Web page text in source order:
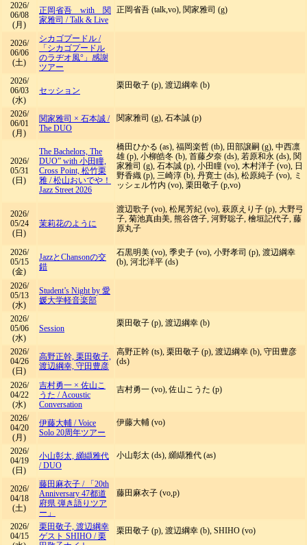
2026/
06/08
(月)
正岡省吾 with 関
家雅司 /Talk & Live
正岡省吾 (talk,vo), 関家雅司 (g)
2026/
06/06
(土)
シカゴプードル /
「シカゴプードル
のラヂオ風°」感謝
ツアー
2026/
06/03
(水)
セッション
栗田敬子 (p), 渡辺綱幸 (b)
2026/
06/01
(月)
関家雅司 × 石本誠 /
The DUO
関家雅司 (g), 石本誠 (p)
2026/
05/31
(日)
The Bachelors, The
DUO” with 小田瞳,
Cross Point, 松竹栗
雅 /松山おいでや！
Jazz Street 2026
橋田ひかる (as), 福岡楽哲 (tb), 田部譲嗣 (g), 中西凛
雄 (p), 小柳皓冬 (b), 首藤夕奈 (ds), 若原和永 (ds), 関
家雅司 (g), 石本誠 (p), 小田瞳 (vo), 木村洋子 (vo), 日
野香織 (p), 三崎淳 (b), 丹寛士 (ds), 松原純子 (vo), ミ
ッシェル竹内 (vo), 栗田敬子 (p,vo)
2026/
05/24
(日)
茉莉花のように
渡辺歌子 (vo), 松尾芳紀 (vo), 萩原えり子 (p), 大野弓
子, 菊池真由美, 熊谷啓子, 河野聡子, 檜垣記代子, 藤
原丸子
2026/
05/15
(金)
JazzとChansonの交
錯
石黒明美 (vo), 季史子 (vo), 小野孝司 (p), 渡辺綱幸
(b), 河北洋平 (ds)
2026/
05/13
(水)
Student’s Night by 愛
媛大学軽音楽部
2026/
05/06
(水)
Session
栗田敬子 (p), 渡辺綱幸 (b)
2026/
04/26
(日)
高野正幹, 栗田敬子,
渡辺綱幸, 守田豊彦
高野正幹 (ts), 栗田敬子 (p), 渡辺綱幸 (b), 守田豊彦
(ds)
2026/
04/22
(水)
吉村勇一 × 佐山こ
うた /Acoustic
Conversation
吉村勇一 (vo), 佐山こうた (p)
2026/
04/20
(月)
伊藤大輔 /Voice
Solo 20周年ツアー
伊藤大輔 (vo)
2026/
04/19
(日)
小山彰太, 纐纈雅代
/DUO
小山彰太 (ds), 纐纈雅代 (as)
2026/
04/18
(土)
藤田麻衣子 /
「20th
Anniversary 47都道
府県 弾き語りツア
ー」
藤田麻衣子 (vo,p)
2026/
04/15
栗田敬子, 渡辺綱幸
ゲスト SHIHO /栗
栗田敬子 (p), 渡辺綱幸 (b), SHIHO (vo)